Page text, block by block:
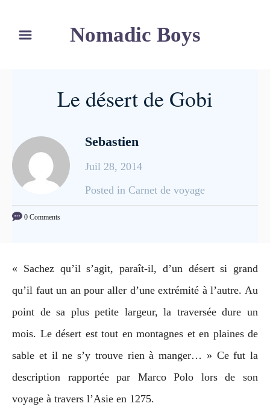
Nomadic Boys
Le désert de Gobi
Sebastien
Juil 28, 2014
C
a
r
i
e
Posted in Carnet de voyage
0 Comments
« Sachez qu’il s’agit, paraît-il, d’un désert si grand
qu’il faut un an pour aller d’une extrémité à l’autre. Au
point de sa plus petite largeur, la traversée dure un
mois. Le désert est tout en montagnes et en plaines de
sable et il ne s’y trouve rien à manger… » Ce fut la
description rapportée par Marco Polo lors de son
voyage à travers l’Asie en 1275.